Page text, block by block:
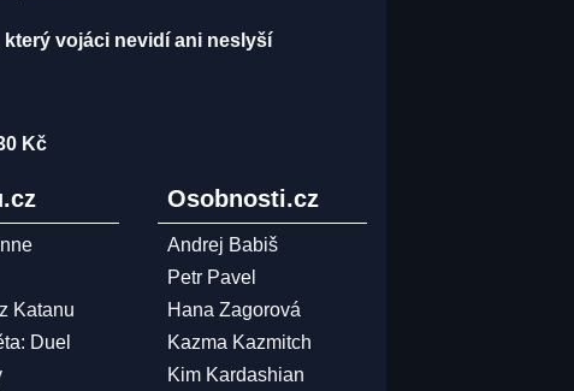
vojáci nevidí ani neslyší
Kč
Katanu
Duel
Osobnosti.cz
Andrej Babiš
Petr Pavel
Hana Zagorová
Kazma Kazmitch
Kim Kardashian